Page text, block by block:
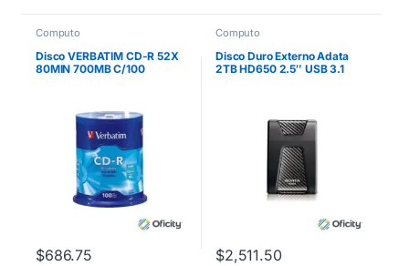
Computo
Disco VERBATIM CD-R 52X
80MIN 700MB C/100
$686.75
Computo
Disco Duro Externo Adata
2TB HD650 2.5″ USB 3.1
$2,511.50